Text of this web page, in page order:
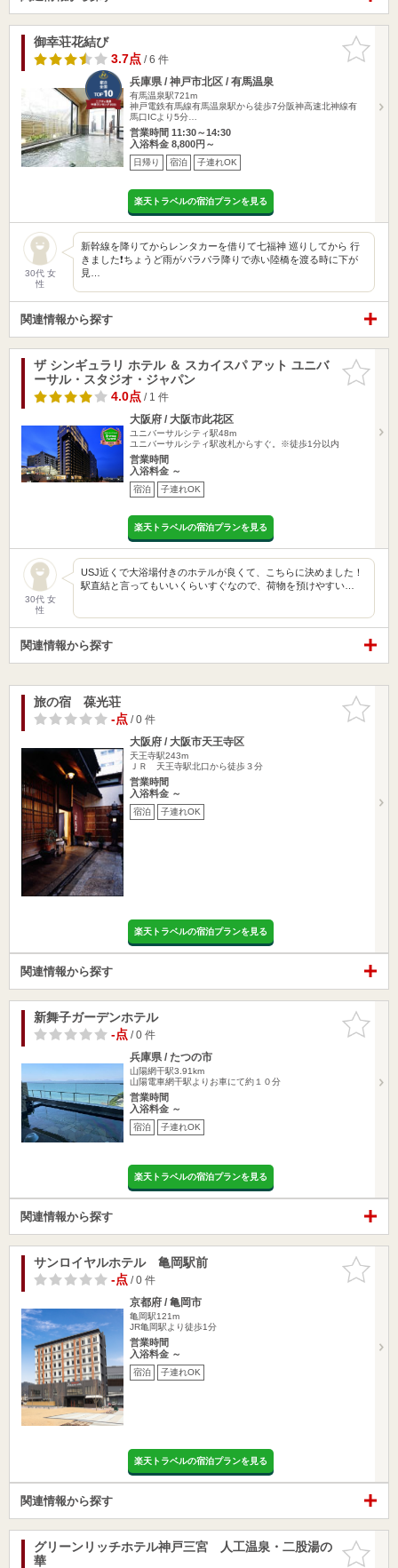
お気に入
りに追加
御幸荘花結び
3.7点/ 6 件
兵庫県 / 神戸市北区 / 有馬温泉
有馬温泉駅721m
神戸電鉄有馬線有馬温泉駅から徒歩7分阪神高速北神線有
馬口ICより5分…
営業時間 11:30～14:30
入浴料金 8,800円～
日帰り 宿泊 子連れOK
楽天トラベルの宿泊プランを見る
30代 女
性
新幹線を降りてからレンタカーを借りて七福神 巡りしてから 行
きました❗️ちょうど雨がパラパラ降りで赤い陸橋を渡る時に下が
見…
関連情報から探す
お気に入
りに追加
ザ シンギュラリ ホテル ＆ スカイスパ アット ユニバ
ーサル・スタジオ・ジャパン
4.0点/ 1 件
大阪府 / 大阪市此花区
ユニバーサルシティ駅48m
ユニバーサルシティ駅改札からすぐ。※徒歩1分以内
営業時間
入浴料金 ～
宿泊 子連れOK
楽天トラベルの宿泊プランを見る
30代 女
性
USJ近くで大浴場付きのホテルが良くて、こちらに決めました！
駅直結と言ってもいいくらいすぐなので、荷物を預けやすい…
関連情報から探す
お気に入
りに追加
旅の宿 葆光荘
-点/ 0 件
大阪府 / 大阪市天王寺区
天王寺駅243m
ＪＲ 天王寺駅北口から徒歩３分
営業時間
入浴料金 ～
宿泊 子連れOK
楽天トラベルの宿泊プランを見る
関連情報から探す
お気に入
りに追加
新舞子ガーデンホテル
-点/ 0 件
兵庫県 / たつの市
山陽網干駅3.91km
山陽電車網干駅よりお車にて約１０分
営業時間
入浴料金 ～
宿泊 子連れOK
楽天トラベルの宿泊プランを見る
関連情報から探す
お気に入
りに追加
サンロイヤルホテル 亀岡駅前
-点/ 0 件
京都府 / 亀岡市
亀岡駅121m
JR亀岡駅より徒歩1分
営業時間
入浴料金 ～
宿泊 子連れOK
楽天トラベルの宿泊プランを見る
関連情報から探す
お気に入
りに追加
グリーンリッチホテル神戸三宮 人工温泉・二股湯の
華